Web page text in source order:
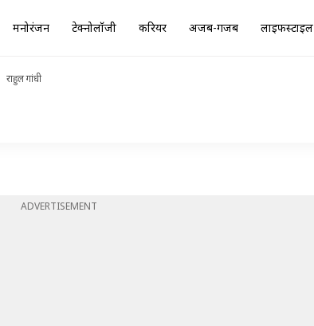
मनोरंजन टेक्नोलॉजी करियर अजब-गजब लाइफस्टाइल
राहुल गांधी
ADVERTISEMENT